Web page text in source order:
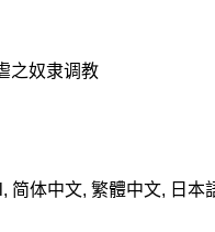
简体中文, 繁體中文, 日本